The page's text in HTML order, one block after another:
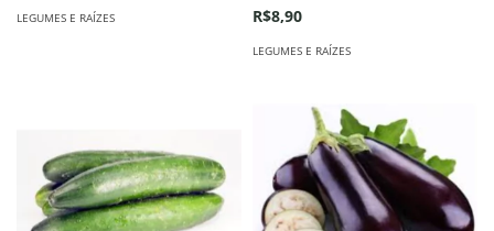
LEGUMES E RAÍZES
R$8,90
LEGUMES E RAÍZES